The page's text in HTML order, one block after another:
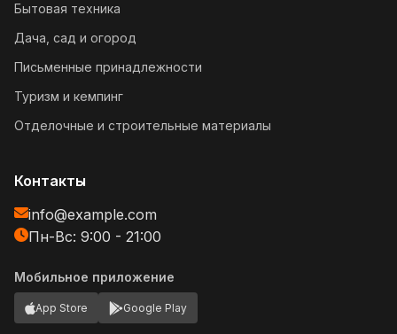
Бытовая техника
Дача, сад и огород
Письменные принадлежности
Туризм и кемпинг
Отделочные и строительные материалы
Контакты
info@example.com
Пн-Вс: 9:00 - 21:00
Мобильное приложение
App Store Google Play